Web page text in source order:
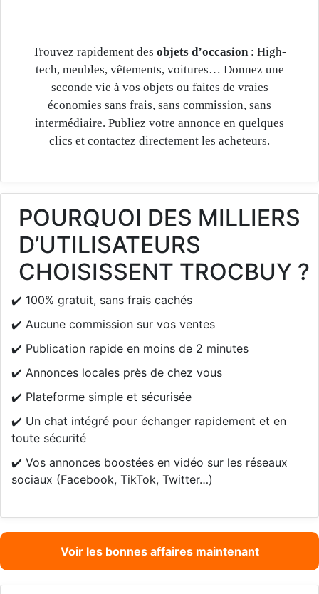
Trouvez rapidement des objets d’occasion : High-
tech, meubles, vêtements, voitures… Donnez une
seconde vie à vos objets ou faites de vraies
économies sans frais, sans commission, sans
intermédiaire. Publiez votre annonce en quelques
clics et contactez directement les acheteurs.
POURQUOI DES MILLIERS
D’UTILISATEURS
CHOISISSENT TROCBUY ?
✔️ 100% gratuit, sans frais cachés
✔️ Aucune commission sur vos ventes
✔️ Publication rapide en moins de 2 minutes
✔️ Annonces locales près de chez vous
✔️ Plateforme simple et sécurisée
✔️ Un chat intégré pour échanger rapidement et en
toute sécurité
✔️ Vos annonces boostées en vidéo sur les réseaux
sociaux (Facebook, TikTok, Twitter…)
Voir les bonnes affaires maintenant